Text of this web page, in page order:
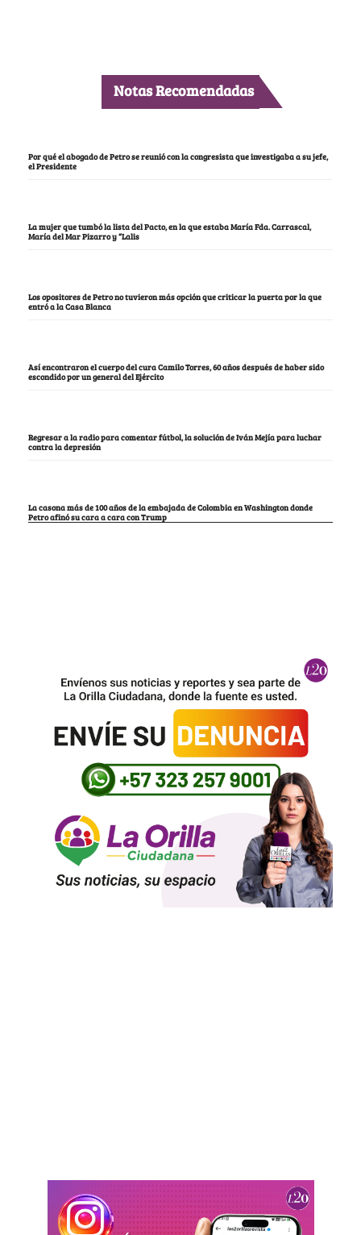
Notas Recomendadas
Por qué el abogado de Petro se reunió con la congresista que investigaba a su jefe,
el Presidente
La mujer que tumbó la lista del Pacto, en la que estaba María Fda. Carrascal,
María del Mar Pizarro y “Lalis
Los opositores de Petro no tuvieron más opción que criticar la puerta por la que
entró a la Casa Blanca
Así encontraron el cuerpo del cura Camilo Torres, 60 años después de haber sido
escondido por un general del Ejército
Regresar a la radio para comentar fútbol, la solución de Iván Mejía para luchar
contra la depresión
La casona más de 100 años de la embajada de Colombia en Washington donde
Petro afinó su cara a cara con Trump